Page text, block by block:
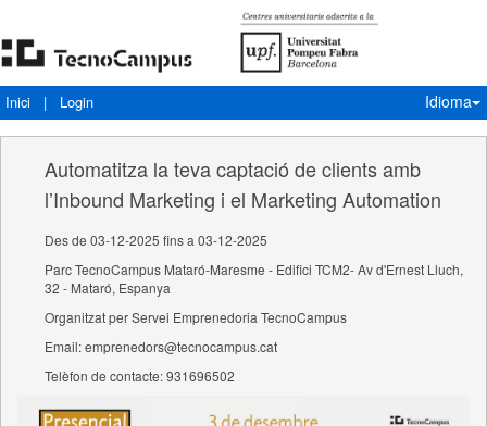
Inici | Login Idioma
Automatitza la teva captació de clients amb
l’Inbound Marketing i el Marketing Automation
Des de 03-12-2025 fins a 03-12-2025
Parc TecnoCampus Mataró-Maresme - Edifici TCM2- Av d'Ernest Lluch,
32 - Mataró, Espanya
Organitzat per Servei Emprenedoria TecnoCampus
Email: emprenedors@tecnocampus.cat
Telèfon de contacte: 931696502